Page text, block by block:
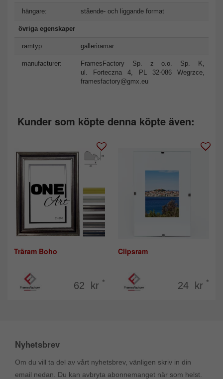
hängare: stående- och liggande format
övriga egenskaper
ramtyp: galleriramar
manufacturer:
FramesFactory Sp. z o.o. Sp. K,
ul. Forteczna 4, PL 32-086 Wegrzce,
framesfactory@gmx.eu
Kunder som köpte denna köpte även:
Träram Boho
62 kr *
Clipsram
24 kr *
Nyhetsbrev
Om du vill ta del av vårt nyhetsbrev, vänligen skriv in din
email nedan. Du kan avbryta abonnemanget när som helst.